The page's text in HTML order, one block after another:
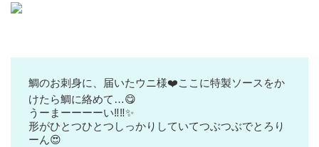
鯛のお刺身に、届いたウニ様❤️ここに特製ソースをか
けたら鯛に絡めて…😋
うーまーーーーい‼️‼️✨
形がひとつひとつしっかりしていてつぶつぶでとろり
ーん😍